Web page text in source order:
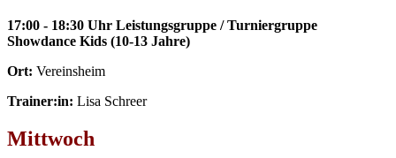
17:00 - 18:30 Uhr Leistungsgruppe / Turniergruppe
Showdance Kids (10-13 Jahre)
Ort: Vereinsheim
Trainer:in: Lisa Schreer
Mittwoch